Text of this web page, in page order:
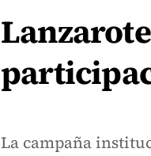
La campaña